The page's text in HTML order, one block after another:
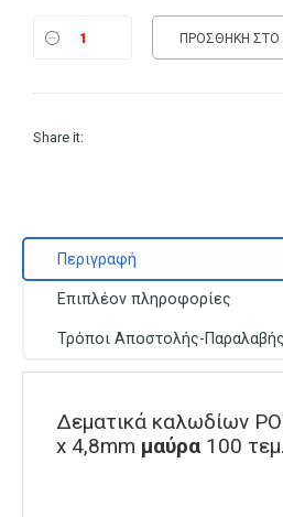
ΠΡΟΣΘΉΚΗ ΣΤΟ
Share it:
Περιγραφή
Επιπλέον πληροφορίες
Τρόποι Αποστολής-
Δεματικά καλωδίων
x 4,8mm μαύρα 100 τεμ.